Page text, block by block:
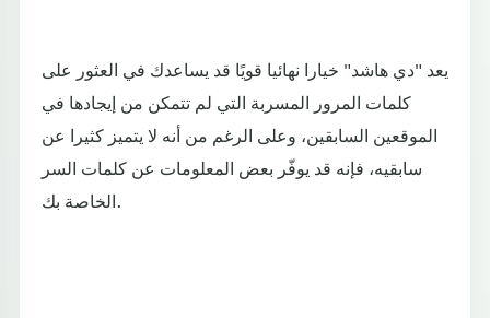
يعد "دي هاشد" خيارا نهائيا قويًا قد يساعدك في العثور على
كلمات المرور المسربة التي لم تتمكن من إيجادها في
الموقعين السابقين، وعلى الرغم من أنه لا يتميز كثيرا عن
سابقيه، فإنه قد يوفّر بعض المعلومات عن كلمات السر
الخاصة بك.